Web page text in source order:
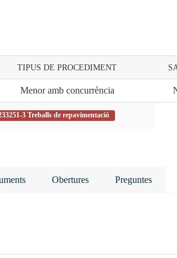
TIPUS DE PROCEDIMENT
Menor amb concurrència
3 Treballs de repavimentació
Obertures Preguntes